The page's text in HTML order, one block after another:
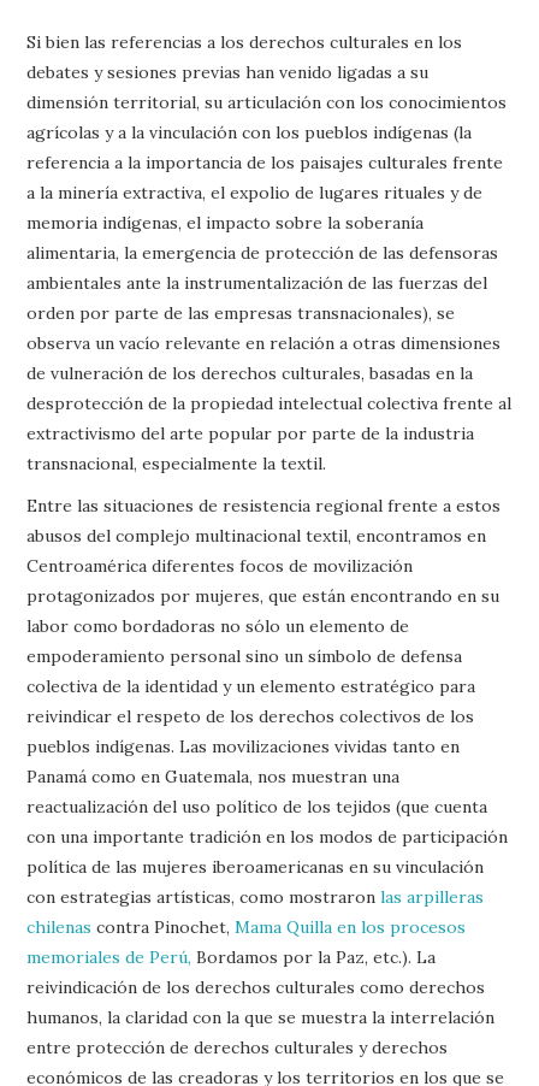
Si bien las referencias a los derechos culturales en los
debates y sesiones previas han venido ligadas a su
dimensión territorial, su articulación con los conocimientos
agrícolas y a la vinculación con los pueblos indígenas (la
referencia a la importancia de los paisajes culturales frente
a la minería extractiva, el expolio de lugares rituales y de
memoria indígenas, el impacto sobre la soberanía
alimentaria, la emergencia de protección de las defensoras
ambientales ante la instrumentalización de las fuerzas del
orden por parte de las empresas transnacionales), se
observa un vacío relevante en relación a otras dimensiones
de vulneración de los derechos culturales, basadas en la
desprotección de la propiedad intelectual colectiva frente al
extractivismo del arte popular por parte de la industria
transnacional, especialmente la textil.
Entre las situaciones de resistencia regional frente a estos
abusos del complejo multinacional textil, encontramos en
Centroamérica diferentes focos de movilización
protagonizados por mujeres, que están encontrando en su
labor como bordadoras no sólo un elemento de
empoderamiento personal sino un símbolo de defensa
colectiva de la identidad y un elemento estratégico para
reivindicar el respeto de los derechos colectivos de los
pueblos indígenas. Las movilizaciones vividas tanto en
Panamá como en Guatemala, nos muestran una
reactualización del uso político de los tejidos (que cuenta
con una importante tradición en los modos de participación
política de las mujeres iberoamericanas en su vinculación
con estrategias artísticas, como mostraronlas arpilleras
chilenas contra Pinochet, Mama Quilla en los procesos
memoriales de Perú, Bordamos por la Paz, etc.). La
reivindicación de los derechos culturales como derechos
humanos, la claridad con la que se muestra la interrelación
entre protección de derechos culturales y derechos
económicos de las creadoras y los territorios en los que se